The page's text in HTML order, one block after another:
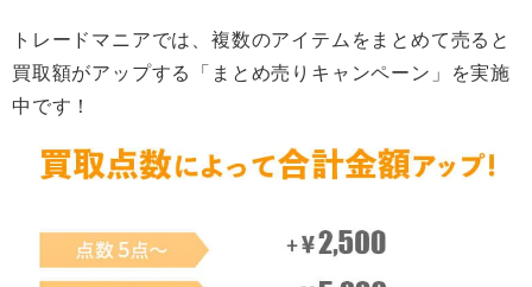
トレードマニアでは、複数のアイテムをまとめて売ると
買取額がアップする「まとめ売りキャンペーン」を実施
中です！